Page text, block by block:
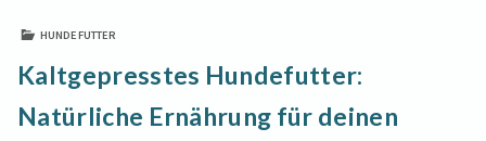
HUNDEFUTTER
Kaltgepresstes Hundefutter:
Natürliche Ernährung für deinen